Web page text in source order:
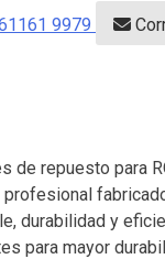
9979
de repuesto para
durabilidad y
para mayor